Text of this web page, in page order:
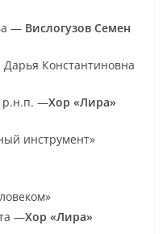
— Вислогузов Семен
Константиновна
р.н.п. —Хор «Лира»
инструмент»
—Хор «Лира»